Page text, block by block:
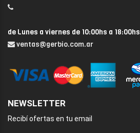
de Lunes a viernes de 10:00hs a 18:00hs
ventas@gerbio.com.ar
NEWSLETTER
Recibí ofertas en tu email